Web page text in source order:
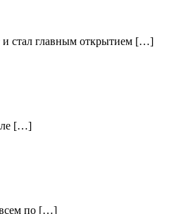
и стал главным открытием […]
[…]
всем по […]